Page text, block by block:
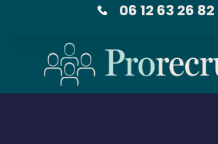
06 12 63 26 82